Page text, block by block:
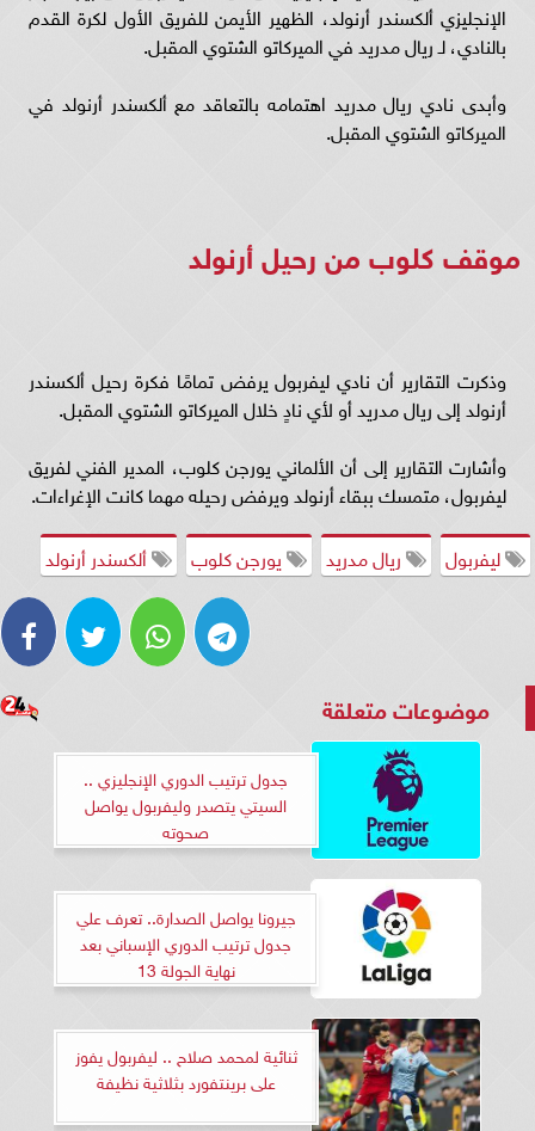
الإنجليزي ألكسندر أرنولد، الظهير الأيمن للفريق الأول لكرة القدم
بالنادي، لـ ريال مدريد في الميركاتو الشتوي المقبل.
وأبدى نادي ريال مدريد اهتمامه بالتعاقد مع ألكسندر أرنولد في
الميركاتو الشتوي المقبل.
موقف كلوب من رحيل أرنولد
وذكرت التقارير أن نادي ليفربول يرفض تمامًا فكرة رحيل ألكسندر
أرنولد إلى ريال مدريد أو لأي نادٍ خلال الميركاتو الشتوي المقبل.
وأشارت التقارير إلى أن الألماني يورجن كلوب، المدير الفني لفريق
ليفربول، متمسك ببقاء أرنولد ويرفض رحيله مهما كانت الإغراءات.
ليفربول
ريال مدريد يورجن كلوب ألكسندر أرنولد
موضوعات متعلقة
جدول ترتيب الدوري الإنجليزي ..
السيتي يتصدر وليفربول يواصل
صحوته
جيرونا يواصل الصدارة.. تعرف علي
جدول ترتيب الدوري الإسباني بعد
نهاية الجولة 13
ثنائية لمحمد صلاح .. ليفربول يفوز
على برينتفورد بثلاثية نظيفة